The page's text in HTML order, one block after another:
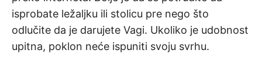
isprobate ležaljku ili stolicu pre nego što
odlučite da je darujete Vagi. Ukoliko je udobnost
upitna, poklon neće ispuniti svoju svrhu.